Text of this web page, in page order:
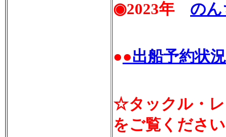
◉2023年 の
●●出船予約状況
☆タックル・
をご覧ください